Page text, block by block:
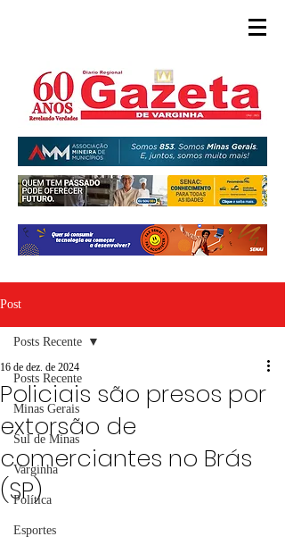
Post
Posts Recente
Minas Gerais
Sul de Minas
Varginha
Política
Esportes
Posts Recente
Policiais são presos por
extorsão de
comerciantes no Brás
(SP)
16 de dez. de 2024